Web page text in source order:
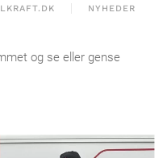
NYHEDER
og se eller gense